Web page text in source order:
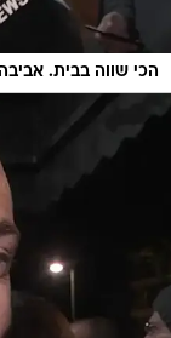
הכי שווה בבית.